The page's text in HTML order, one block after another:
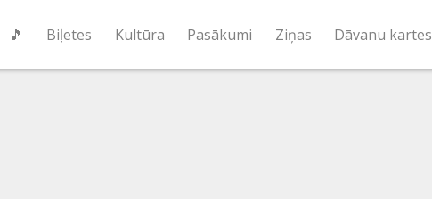
🎵 Biļetes Kultūra Pasākumi Ziņas Dāvanu kartes